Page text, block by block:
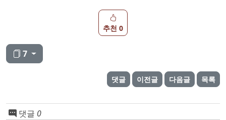
추천 0
7
댓글 이전글 다음글 목록
댓글 0